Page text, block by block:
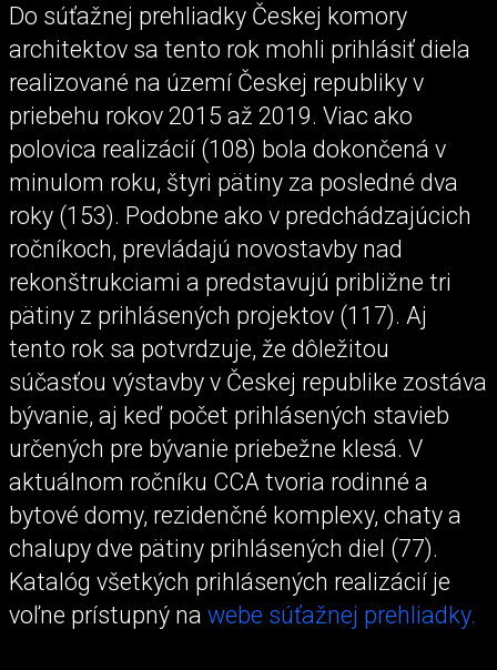
Do súťažnej prehliadky Českej komory
architektov sa tento rok mohli prihlásiť diela
realizované na území Českej republiky v
priebehu rokov 2015 až 2019. Viac ako
polovica realizácií (108) bola dokončená v
minulom roku, štyri pätiny za posledné dva
roky (153). Podobne ako v predchádzajúcich
ročníkoch, prevládajú novostavby nad
rekonštrukciami a predstavujú približne tri
pätiny z prihlásených projektov (117). Aj
tento rok sa potvrdzuje, že dôležitou
súčasťou výstavby v Českej republike zostáva
bývanie, aj keď počet prihlásených stavieb
určených pre bývanie priebežne klesá. V
aktuálnom ročníku CCA tvoria rodinné a
bytové domy, rezidenčné komplexy, chaty a
chalupy dve pätiny prihlásených diel (77).
Katalóg všetkých prihlásených realizácií je
voľne prístupný na webe súťažnej prehliadky.